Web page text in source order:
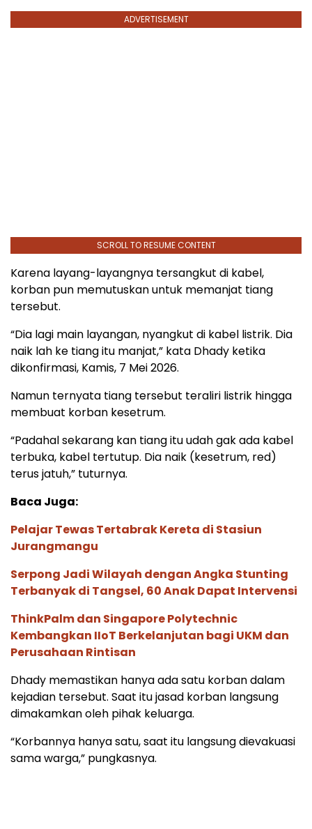
ADVERTISEMENT
SCROLL TO RESUME CONTENT
Karena layang-layangnya tersangkut di kabel,
korban pun memutuskan untuk memanjat tiang
tersebut.
“Dia lagi main layangan, nyangkut di kabel listrik. Dia
naik lah ke tiang itu manjat,” kata Dhady ketika
dikonfirmasi, Kamis, 7 Mei 2026.
Namun ternyata tiang tersebut teraliri listrik hingga
membuat korban kesetrum.
“Padahal sekarang kan tiang itu udah gak ada kabel
terbuka, kabel tertutup. Dia naik (kesetrum, red)
terus jatuh,” tuturnya.
Baca Juga:
Pelajar Tewas Tertabrak Kereta di Stasiun
Jurangmangu
Serpong Jadi Wilayah dengan Angka Stunting
Terbanyak di Tangsel, 60 Anak Dapat Intervensi
ThinkPalm dan Singapore Polytechnic
Kembangkan IIoT Berkelanjutan bagi UKM dan
Perusahaan Rintisan
Dhady memastikan hanya ada satu korban dalam
kejadian tersebut. Saat itu jasad korban langsung
dimakamkan oleh pihak keluarga.
“Korbannya hanya satu, saat itu langsung dievakuasi
sama warga,” pungkasnya.